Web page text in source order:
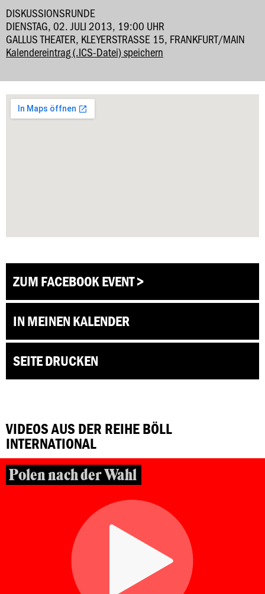
DISKUSSIONSRUNDE
DIENSTAG, 02. JULI 2013, 19:00 UHR
GALLUS THEATER, KLEYERSTRASSE 15, FRANKFURT/MAIN
Kalendereintrag (.ICS-Datei) speichern
ZUM FACEBOOK EVENT >
IN MEINEN KALENDER
SEITE DRUCKEN
VIDEOS AUS DER REIHE BÖLL
INTERNATIONAL
Polen nach der Wahl